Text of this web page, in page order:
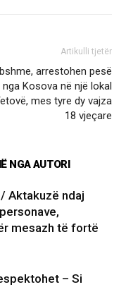
Artikulli tjetër
arrestohen pesë
Kosova në një lokal
mes tyre dy vajza
18 vjeçare
NGA AUTORI
Aktakuzë ndaj
mesazh të fortë
– Si